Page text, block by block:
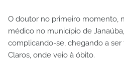
O doutor no primeiro momento,
médico no município de
complicando-se, chegando a
Claros, onde veio à óbito.